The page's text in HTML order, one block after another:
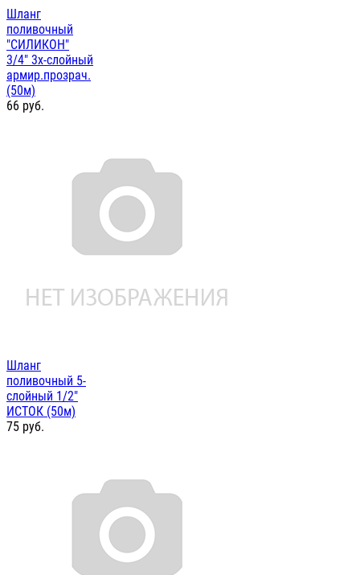
Шланг
поливочный
"СИЛИКОН"
3/4" 3х-слойный
армир.прозрач.
(50м)
66 руб.
Шланг
поливочный 5-
слойный 1/2"
ИСТОК (50м)
75 руб.